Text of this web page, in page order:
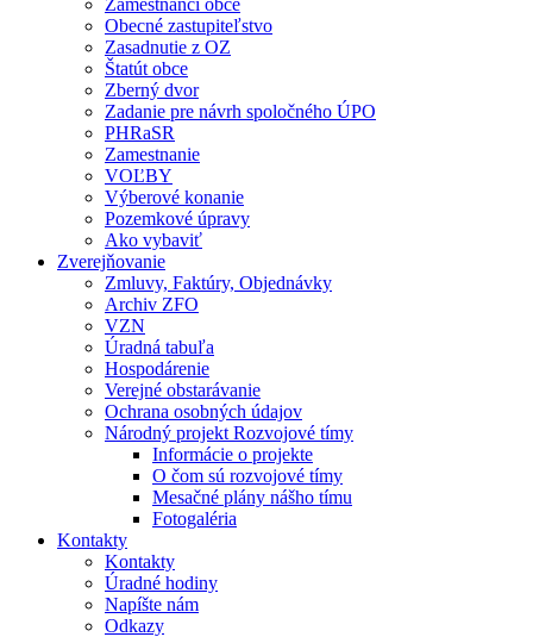
Zamestnanci obce
Obecné zastupiteľstvo
Zasadnutie z OZ
Štatút obce
Zberný dvor
Zadanie pre návrh spoločného ÚPO
PHRaSR
Zamestnanie
VOĽBY
Výberové konanie
Pozemkové úpravy
Ako vybaviť
Zverejňovanie
Zmluvy, Faktúry, Objednávky
Archiv ZFO
VZN
Úradná tabuľa
Hospodárenie
Verejné obstarávanie
Ochrana osobných údajov
Národný projekt Rozvojové tímy
Informácie o projekte
O čom sú rozvojové tímy
Mesačné plány nášho tímu
Fotogaléria
Kontakty
Kontakty
Úradné hodiny
Napíšte nám
Odkazy